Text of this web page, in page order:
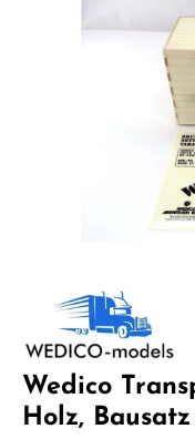
Wedico
Holz, Bausatz